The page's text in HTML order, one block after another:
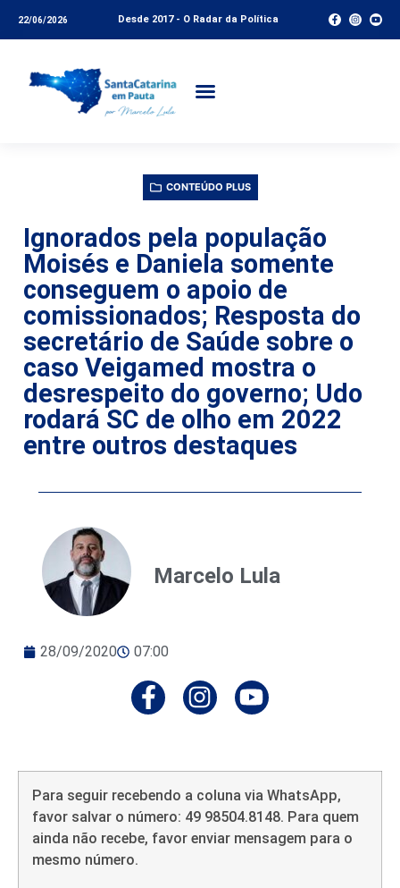
22/06/2026 Desde 2017 - O Radar da Política
CONTEÚDO PLUS
Ignorados pela população
Moisés e Daniela somente
conseguem o apoio de
comissionados; Resposta do
secretário de Saúde sobre o
caso Veigamed mostra o
desrespeito do governo; Udo
rodará SC de olho em 2022
entre outros destaques
Marcelo Lula
28/09/2020 07:00
Para seguir recebendo a coluna via WhatsApp,
favor salvar o número: 49 98504.8148. Para quem
ainda não recebe, favor enviar mensagem para o
mesmo número.